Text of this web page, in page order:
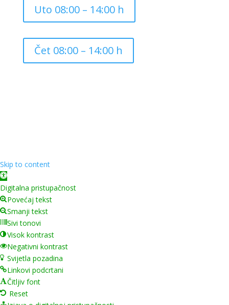
Uto 08:00 – 14:00 h
Čet 08:00 – 14:00 h
Skip to content
Open toolbar
Digitalna pristupačnost
Povećaj tekst
Smanji tekst
Sivi tonovi
Visok kontrast
Negativni kontrast
Svijetla pozadina
Linkovi podcrtani
Čitljiv font
Reset